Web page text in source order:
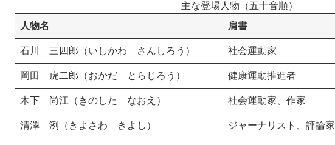
主な登場人物（五十音順）
人物名
肩書
石川 三四郎（いしかわ さんしろう） 社会運動家
岡田 虎二郎（おかだ とらじろう） 健康運動推進者
木下 尚江（きのした なおえ） 社会運動家、作家
清澤 洌（きよさわ きよし） ジャーナリスト、評論家